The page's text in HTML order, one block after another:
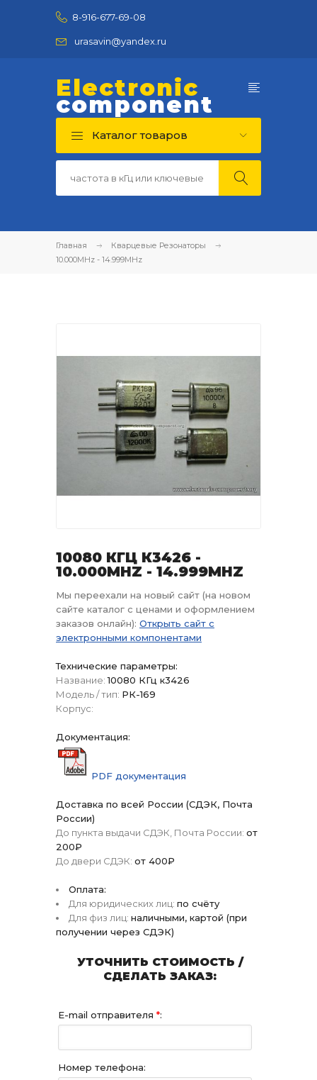
8-916-677-69-08
urasavin@yandex.ru
Electronic
component
Каталог товаров
Главная
Кварцевые Резонаторы
10.000MHz - 14.999MHz
10080 КГЦ К3426 -
10.000MHZ - 14.999MHZ
Мы переехали на новый сайт (на новом
сайте каталог с ценами и оформлением
заказов онлайн): Открыть сайт с
электронными компонентами
Технические параметры:
Название: 10080 КГц к3426
Модель / тип: РК-169
Корпус:
Документация:
PDF документация
Доставка по всей России (СДЭК, Почта
России)
До пункта выдачи СДЭК, Почта России: от
200₽
До двери СДЭК: от 400₽
Оплата:
Для юридических лиц: по счёту
Для физ лиц: наличными, картой (при
получении через СДЭК)
УТОЧНИТЬ СТОИМОСТЬ /
СДЕЛАТЬ ЗАКАЗ:
E-mail отправителя *:
Номер телефона: